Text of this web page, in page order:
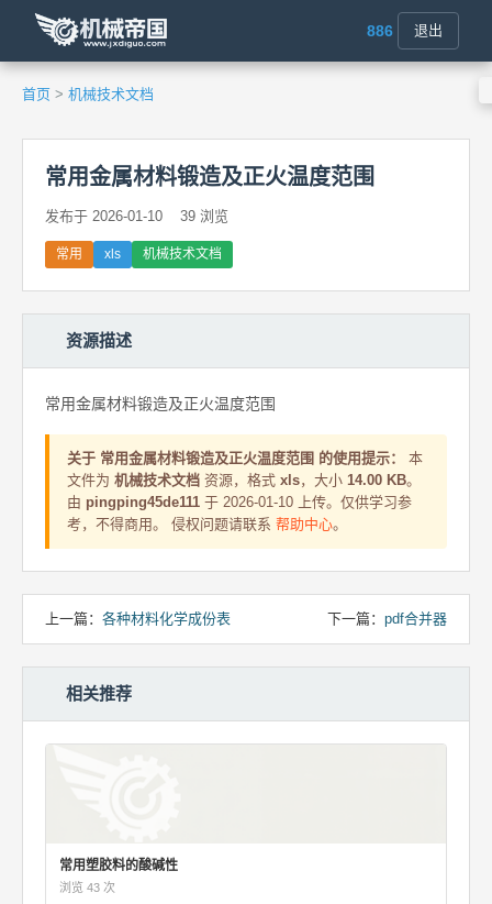
886 退出
首页 > 机械技术文档
常用金属材料锻造及正火温度范围
发布于 2026-01-10 39 浏览
常用 xls 机械技术文档
资源描述
常用金属材料锻造及正火温度范围
关于 常用金属材料锻造及正火温度范围 的使用提示：
本
文件为 机械技术文档 资源，格式 xls，大小 14.00 KB。
由 pingping45de111 于 2026-01-10 上传。仅供学习参
考，不得商用。 侵权问题请联系 帮助中心。
上一篇： 各种材料化学成份表 下一篇： pdf合并器
相关推荐
常用塑胶料的酸碱性
浏览 43 次